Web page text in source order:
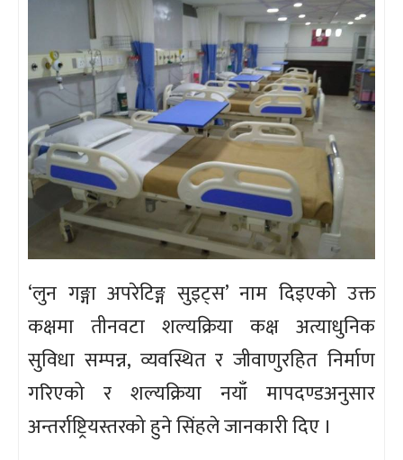
‘लुन गङ्गा अपरेटिङ्ग सुइट्स’ नाम दिइएको उक्त
कक्षमा तीनवटा शल्यक्रिया कक्ष अत्याधुनिक
सुविधा सम्पन्न, व्यवस्थित र जीवाणुरहित निर्माण
गरिएको र शल्यक्रिया नयाँ मापदण्डअनुसार
अन्तर्राष्ट्रियस्तरको हुने सिंहले जानकारी दिए ।